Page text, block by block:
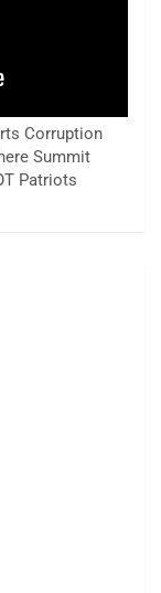
Corruption
Summit
Patriots